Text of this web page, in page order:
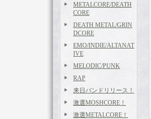
METALCORE/DEATH
CORE
DEATH METAL/GRIN
DCORE
EMO/INDIE/ALTANAT
IVE
MELODIC/PUNK
RAP
来日バンドリリース！
激選MOSHCORE！
激選METALCORE！